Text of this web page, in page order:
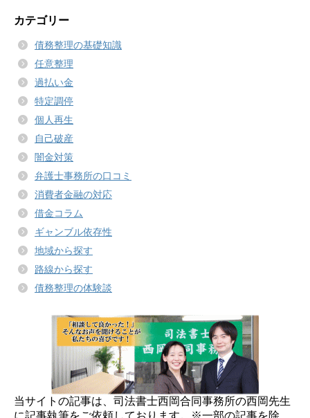
カテゴリー
債務整理の基礎知識
任意整理
過払い金
特定調停
個人再生
自己破産
闇金対策
弁護士事務所の口コミ
消費者金融の対応
借金コラム
ギャンブル依存性
地域から探す
路線から探す
債務整理の体験談
当サイトの記事は、司法書士西岡合同事務所の西岡先生
に記事執筆をご依頼しております。※一部の記事を除